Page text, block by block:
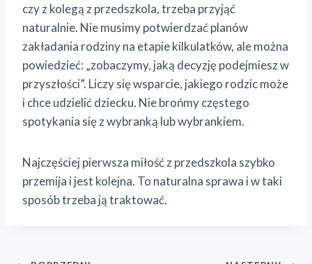
czy z kolegą z przedszkola, trzeba przyjąć
naturalnie. Nie musimy potwierdzać planów
zakładania rodziny na etapie kilkulatków, ale można
powiedzieć: „zobaczymy, jaką decyzję podejmiesz w
przyszłości”. Liczy się wsparcie, jakiego rodzic może
i chce udzielić dziecku. Nie brońmy częstego
spotykania się z wybranką lub wybrankiem.
Najczęściej pierwsza miłość z przedszkola szybko
przemija i jest kolejna. To naturalna sprawa i w taki
sposób trzeba ją traktować.